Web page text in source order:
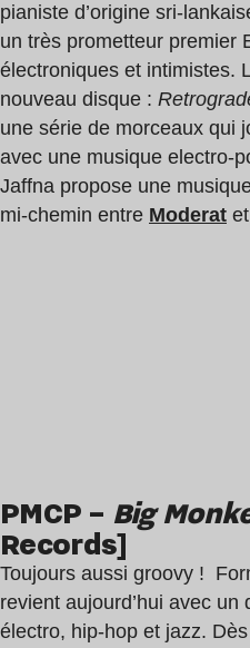
pianiste d’origine sri-
un très prometteur premier
électroniques et intimistes.
nouveau disque :
une série de morceaux qui
avec une musique electro-
Jaffna propose une
mi-chemin entre Moderat
PMCP – Big
Records]
Toujours aussi groovy !
revient aujourd’hui avec
électro, hip-hop et jazz.